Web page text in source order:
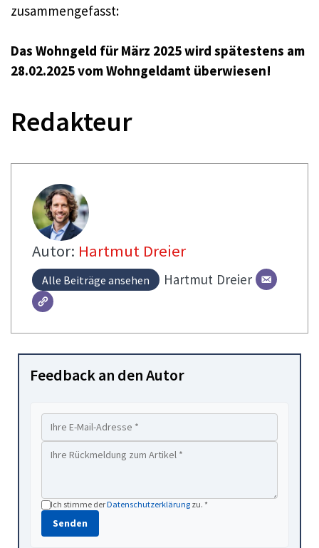
zusammengefasst:
Das Wohngeld für März 2025 wird spätestens am
28.02.2025 vom Wohngeldamt überwiesen!
Redakteur
Autor: Hartmut Dreier
Alle Beiträge ansehen Hartmut Dreier
Feedback an den Autor
Ich stimme derDatenschutzerklärung zu. *
Senden